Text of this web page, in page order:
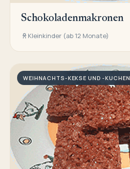
Schokoladenmakronen
Kleinkinder (ab 12 Monate)
WEIHNACHTS-KEKSE UND -KUCHEN